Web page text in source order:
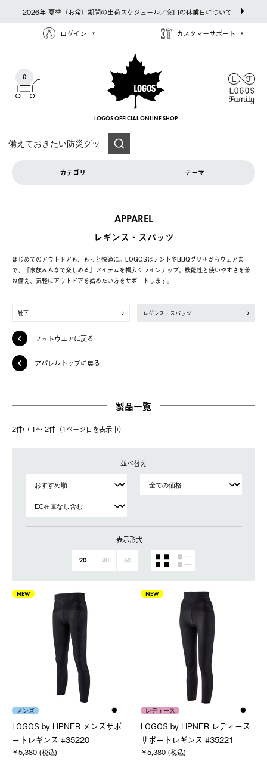
2026年 夏季（お盆）期間の出荷スケジュール／窓口の休業日について
ログイン カスタマーサポート
0
LOGOS OFFICIAL ONLINE SHOP
カテゴリ テーマ
APPAREL
レギンス・スパッツ
はじめてのアウトドアも、もっと快適に。LOGOSはテントやBBQグリルからウェアま
で、「家族みんなで楽しめる」アイテムを幅広くラインナップ。機能性と使いやすさを兼
ね備え、気軽にアウトドアを始めたい方をサポートします。
靴下 レギンス・スパッツ
フットウエアに戻る
アパレルトップに戻る
製品一覧
2件中 1〜 2件（1ページ⽬を表⽰中）
並べ替え
表示形式
20 40 60
NEW
メンズ
LOGOS by LIPNER メンズサポ
ートレギンス #35220
￥5,380 (税込)
NEW
レディース
LOGOS by LIPNER レディース
サポートレギンス #35221
￥5,380 (税込)